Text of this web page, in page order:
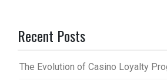
Recent Posts
The Evolution of Casino Loyalty